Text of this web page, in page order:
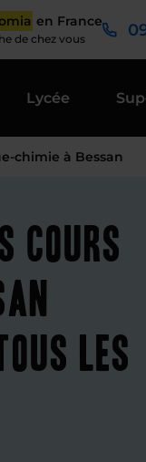
en France
de chez vous
Lycée
chimie à Bessan
cours
les